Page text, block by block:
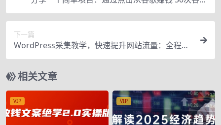
点击赚钱5美元
下一篇
WordPress采集教学，快速提升网站流量：全程无
理论，只有实操
相关文章
VIP VIP